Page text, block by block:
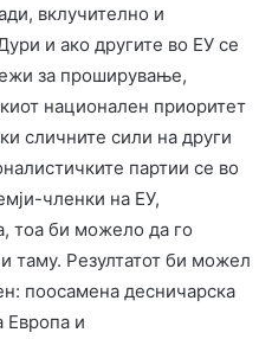
вклучително и
и ако другите во ЕУ се
за проширување,
национален приоритет
сличните сили на други
партии се во
членки на ЕУ,
тоа би можело да го
таму. Резултатот би можел
поосамена десничарска
Европа и